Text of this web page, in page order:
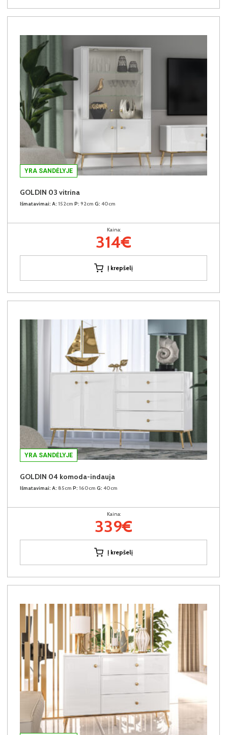
YRA SANDĖLYJE
GOLDIN 03 vitrina
Išmatavimai: A: 152cm P: 92cm G: 40cm
Kaina:
314€
Į krepšelį
YRA SANDĖLYJE
GOLDIN 04 komoda-indauja
Išmatavimai: A: 85cm P: 160cm G: 40cm
Kaina:
339€
Į krepšelį